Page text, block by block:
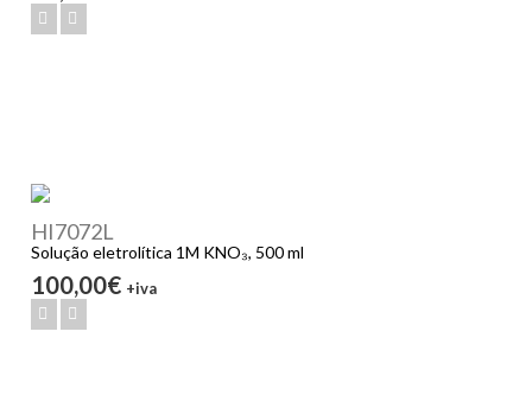
HI7072L
Solução eletrolítica 1M KNO₃, 500 ml
100,00€ +iva